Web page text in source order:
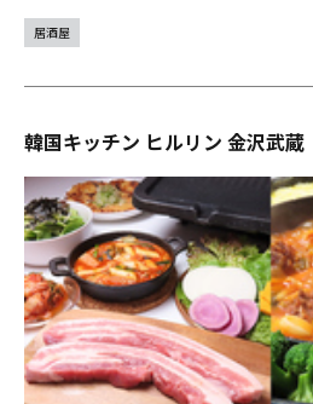
居酒屋
韓国キッチン ヒルリン 金沢武蔵